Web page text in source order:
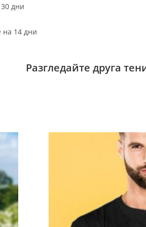
дни
на 14 дни
Разгледайте друга